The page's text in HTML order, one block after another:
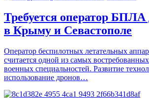
Требуется оператор
в Крыму и Севастополе
Оператор беспилотных летательных
считается одной из самых
военных специальностей. Развитие
использование дронов…